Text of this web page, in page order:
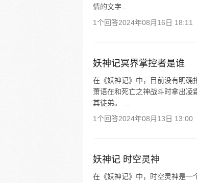
情的文字...
1个回答2024年08月16日 18:11
妖神记冥界掌控者是谁
在《妖神记》中，目前没有明确
萧语在和死亡之神战斗时拿出凌
其徒弟。 ...
1个回答2024年08月13日 13:00
妖神记 时空灵神
在《妖神记》中，时空灵神是一